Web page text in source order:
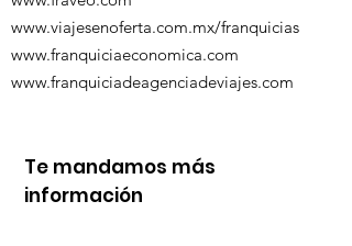
www.viajesenoferta.com.mx/franquicias
www.franquiciaeconomica.com
www.franquiciadeagenciadeviajes.com
Te mandamos más
información